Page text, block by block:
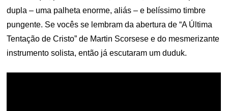
dupla – uma palheta enorme, aliás – e belíssimo timbre
pungente. Se vocês se lembram da abertura de “A Última
Tentação de Cristo” de Martin Scorsese e do mesmerizante
instrumento solista, então já escutaram um duduk.